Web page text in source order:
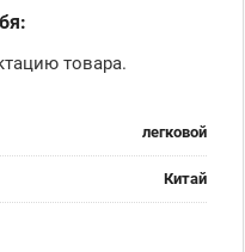
товара.
легковой
Китай